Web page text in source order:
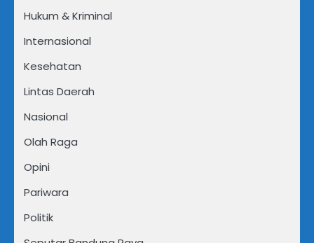
Hukum & Kriminal
Internasional
Kesehatan
Lintas Daerah
Nasional
Olah Raga
Opini
Pariwara
Politik